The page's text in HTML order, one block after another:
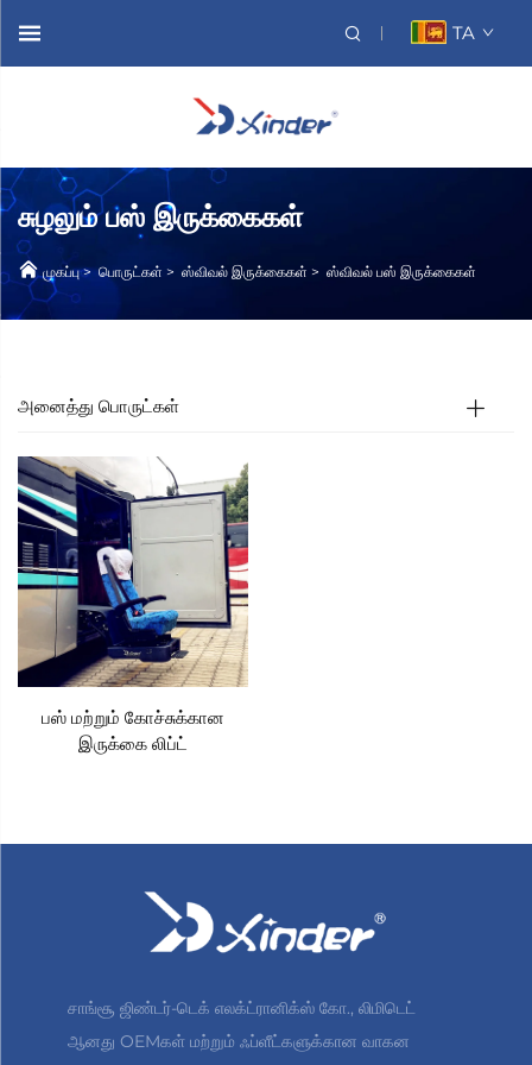
TA
சுழலும் பஸ் இருக்கைகள்
முகப்பு>பொருட்கள் > ஸ்விவல் இருக்கைகள் > ஸ்விவல் பஸ் இருக்கைகள்
அனைத்து பொருட்கள்
பஸ் மற்றும் கோச்சுக்கான
இருக்கை லிப்ட்
சாங்சூ ஜிண்டர்-டெக் எலக்ட்ரானிக்ஸ் கோ., லிமிடெட்
ஆனது OEMகள் மற்றும் ஃப்ளீட்களுக்கான வாகன